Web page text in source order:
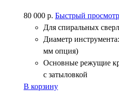
80 000 р. Быстрый просмотр
Для спиральных сверл
Диаметр
мм опция)
Основные режущие
с затыловкой
В корзину